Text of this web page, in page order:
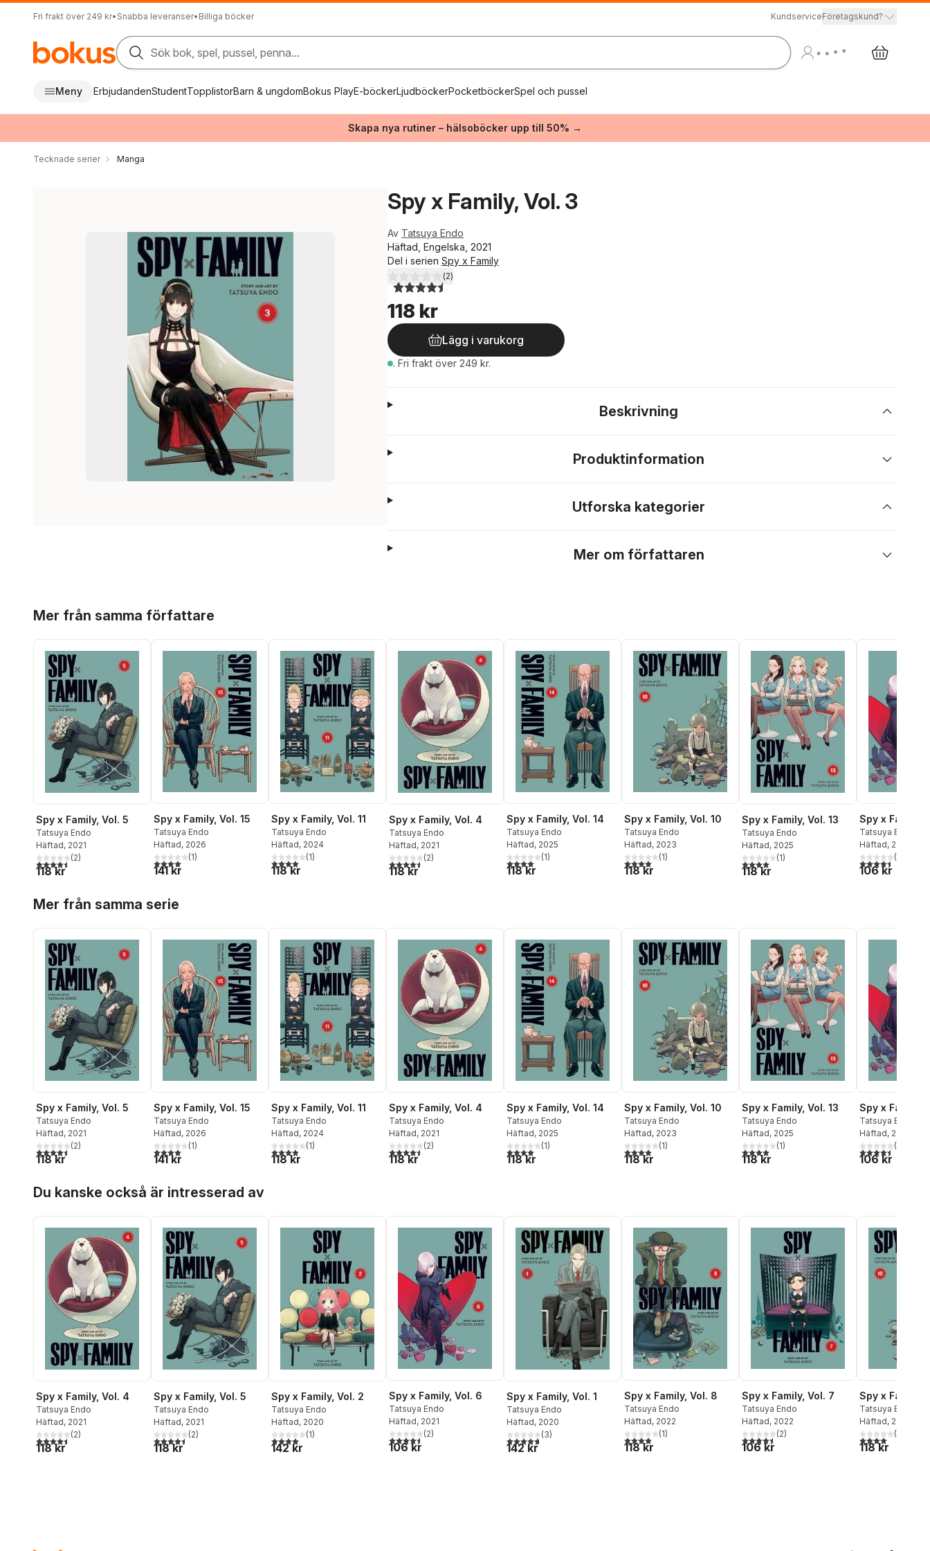
Fri frakt över 249 kr• Snabba leveranser• Billiga böcker KundserviceFöretagskund?
Sök bok, spel, pussel, penna...
Meny ErbjudandenStudentTopplistorBarn & ungdomBokus PlayE-böckerLjudböckerPocketböckerSpel och pussel
Skapa nya rutiner – hälsoböcker upp till 50% →
Tecknade serier Manga
Spy x Family, Vol. 3
Av Tatsuya Endo
Häftad, Engelska, 2021
Del i serien Spy x Family
4,5utav 5 stjärnor. Totalt antal röster:
(2)
118 kr
Lägg i varukorg
. Fri frakt över 249 kr.
Beskrivning
Produktinformation
Utforska kategorier
Mer om författaren
Mer från samma författare
Spy x Family, Vol. 5
Tatsuya Endo
Häftad, 2021
4,5utav 5 stjärnor. Totalt antal röster:
(2)
118 kr
Spy x Family, Vol. 15
Tatsuya Endo
Häftad, 2026
4,0utav 5 stjärnor. Totalt antal röster:
(1)
141 kr
Spy x Family, Vol. 11
Tatsuya Endo
Häftad, 2024
4,0utav 5 stjärnor. Totalt antal röster:
(1)
118 kr
Spy x Family, Vol. 4
Tatsuya Endo
Häftad, 2021
4,5utav 5 stjärnor. Totalt antal röster:
(2)
118 kr
Spy x Family, Vol. 14
Tatsuya Endo
Häftad, 2025
4,0utav 5 stjärnor. Totalt antal röster:
(1)
118 kr
Spy x Family, Vol. 10
Tatsuya Endo
Häftad, 2023
4,0utav 5 stjärnor. Totalt antal röster:
(1)
118 kr
Spy x Family, Vol. 13
Tatsuya Endo
Häftad, 2025
4,0utav 5 stjärnor. Totalt antal röster:
(1)
118 kr
Spy x Family,
Tatsuya Endo
Häftad, 2021
4,5utav 5(
106 kr
Mer från samma serie
Spy x Family, Vol. 5
Tatsuya Endo
Häftad, 2021
4,5utav 5 stjärnor. Totalt antal röster:
(2)
118 kr
Spy x Family, Vol. 15
Tatsuya Endo
Häftad, 2026
4,0utav 5 stjärnor. Totalt antal röster:
(1)
141 kr
Spy x Family, Vol. 11
Tatsuya Endo
Häftad, 2024
4,0utav 5 stjärnor. Totalt antal röster:
(1)
118 kr
Spy x Family, Vol. 4
Tatsuya Endo
Häftad, 2021
4,5utav 5 stjärnor. Totalt antal röster:
(2)
118 kr
Spy x Family, Vol. 14
Tatsuya Endo
Häftad, 2025
4,0utav 5 stjärnor. Totalt antal röster:
(1)
118 kr
Spy x Family, Vol. 10
Tatsuya Endo
Häftad, 2023
4,0utav 5 stjärnor. Totalt antal röster:
(1)
118 kr
Spy x Family, Vol. 13
Tatsuya Endo
Häftad, 2025
4,0utav 5 stjärnor. Totalt antal röster:
(1)
118 kr
Spy x Family,
Tatsuya Endo
Häftad, 2021
4,5utav 5(
106 kr
Du kanske också är intresserad av
Spy x Family, Vol. 4
Tatsuya Endo
Häftad, 2021
4,5utav 5 stjärnor. Totalt antal röster:
(2)
118 kr
Spy x Family, Vol. 5
Tatsuya Endo
Häftad, 2021
4,5utav 5 stjärnor. Totalt antal röster:
(2)
118 kr
Spy x Family, Vol. 2
Tatsuya Endo
Häftad, 2020
4,0utav 5 stjärnor. Totalt antal röster:
(1)
142 kr
Spy x Family, Vol. 6
Tatsuya Endo
Häftad, 2021
4,5utav 5 stjärnor. Totalt antal röster:
(2)
106 kr
Spy x Family, Vol. 1
Tatsuya Endo
Häftad, 2020
4,7utav 5 stjärnor. Totalt antal röster:
(3)
142 kr
Spy x Family, Vol. 8
Tatsuya Endo
Häftad, 2022
4,0utav 5 stjärnor. Totalt antal röster:
(1)
118 kr
Spy x Family, Vol. 7
Tatsuya Endo
Häftad, 2022
4,5utav 5 stjärnor. Totalt antal röster:
(2)
106 kr
Spy x Family,
Tatsuya Endo
Häftad, 2023
4,0utav 5(
118 kr